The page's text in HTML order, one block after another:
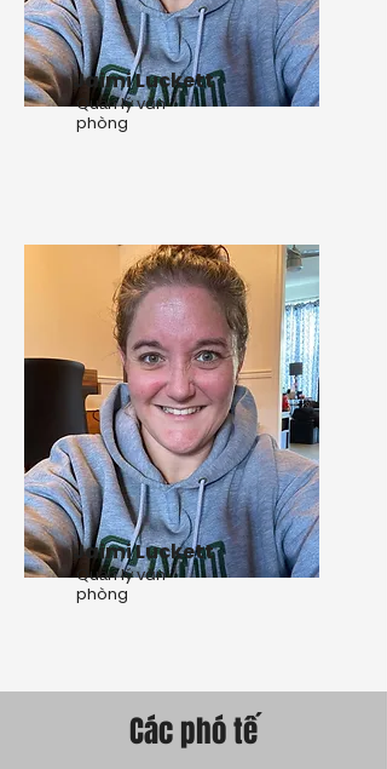
Jaimi Luckett
Quản lý văn
phòng
Jaimi Luckett
Quản lý văn
phòng
Các phó tế